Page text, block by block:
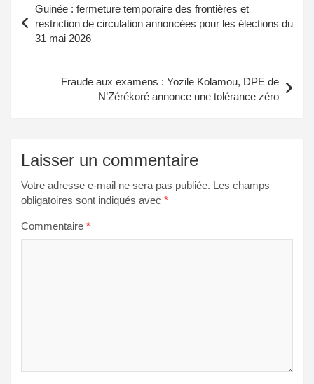
de
l’article
Guinée : fermeture temporaire des frontières et
restriction de circulation annoncées pour les élections du
31 mai 2026
Fraude aux examens : Yozile Kolamou, DPE de
N’Zérékoré annonce une tolérance zéro
Laisser un commentaire
Votre adresse e-mail ne sera pas publiée. Les champs
obligatoires sont indiqués avec *
Commentaire *